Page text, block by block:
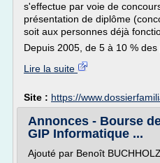
s'effectue par voie de
pré­sentation de diplôme
soit aux personnes déjà
Depuis 2005, de 5 à 10 % des
Lire la suite
Site : https://
Annonces - Bourse
GIP Informatique ...
Ajouté par Benoît